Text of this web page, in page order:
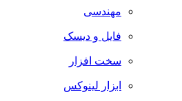
مهندسی
فایل و دیسک
سخت افزار
ابزار لینوکس